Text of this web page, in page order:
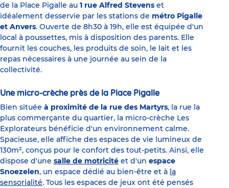
de la Place Pigalle au 1 rue Alfred Stevens et
idéalement desservie par les stations de métro Pigalle
et Anvers. Ouverte de 8h30 à 19h, elle est équipée d'un
local à poussettes, mis à disposition des parents. Elle
fournit les couches, les produits de soin, le lait et les
repas nécessaires à une journée au sein de la
collectivité.
Une micro-crèche près de la Place Pigalle
Bien située à proximité de la rue des Martyrs, la rue la
plus commerçante du quartier, la micro-crèche Les
Explorateurs bénéficie d'un environnement calme.
Spacieuse, elle affiche des espaces de vie lumineux de
130m², conçus pour le confort des tout-petits. Ainsi, elle
dispose d'une salle de motricité et d'un espace
Snoezelen, un espace dédié au bien-être et à la
sensorialité. Tous les espaces de jeux ont été pensés